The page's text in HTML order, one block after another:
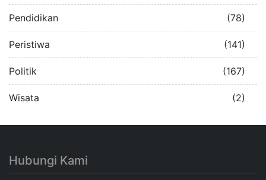
Pendidikan (78)
Peristiwa (141)
Politik (167)
Wisata (2)
Hubungi Kami